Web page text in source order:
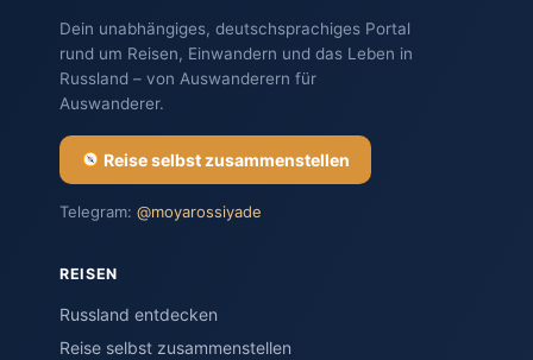
Dein unabhängiges, deutschsprachiges Portal
rund um Reisen, Einwandern und das Leben in
Russland – von Auswanderern für
Auswanderer.
Reise selbst zusammenstellen
Telegram: @moyarossiyade
REISEN
Russland entdecken
Reise selbst zusammenstellen